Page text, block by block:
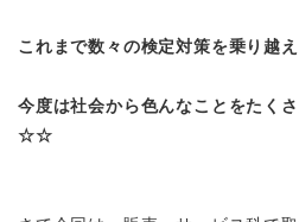
これまで数々の検定対策を乗り越
今度は社会から色んなことをたく
☆☆